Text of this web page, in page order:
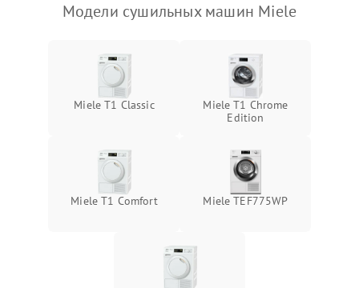
Модели сушильных машин Miele
Miele T1 Classic
Miele T1 Chrome
Edition
Miele T1 Comfort Miele TEF775WP